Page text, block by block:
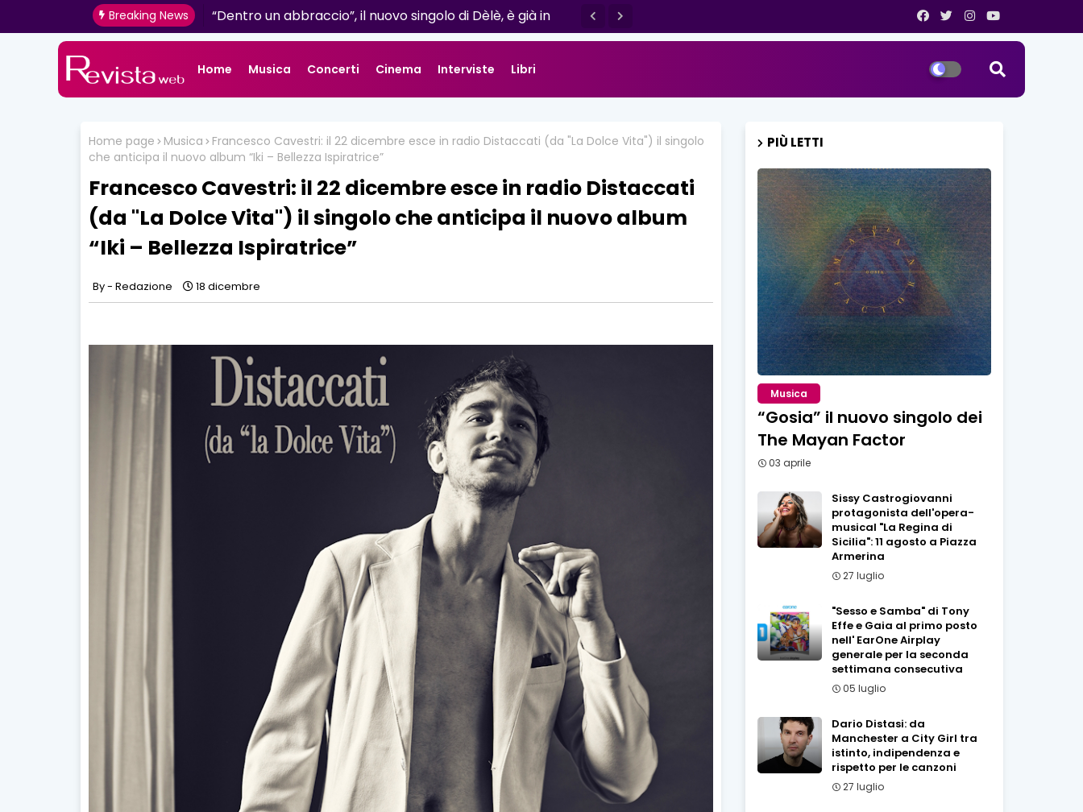
Breaking News
“Dentro un abbraccio”, il nuovo singolo di Dèlè, è già in
radio e digitale
Mazzini: venerdì 16 giugno esce il nuovo singolo “Se ti va”
Home Musica Concerti Cinema Interviste Libri
Home page Musica
Francesco Cavestri: il 22 dicembre esce in radio Distaccati (da "La Dolce Vita") il singolo
che anticipa il nuovo album “Iki – Bellezza Ispiratrice”
Francesco Cavestri: il 22 dicembre esce in radio Distaccati
(da "La Dolce Vita") il singolo che anticipa il nuovo album
“Iki – Bellezza Ispiratrice”
Redazione 18 dicembre
PIÙ LETTI
Musica
“Gosia” il nuovo singolo dei
The Mayan Factor
03 aprile
Sissy Castrogiovanni
protagonista dell'opera-
musical "La Regina di
Sicilia": 11 agosto a Piazza
Armerina
27 luglio
"Sesso e Samba" di Tony
Effe e Gaia al primo posto
nell' EarOne Airplay
generale per la seconda
settimana consecutiva
05 luglio
Dario Distasi: da
Manchester a City Girl tra
istinto, indipendenza e
rispetto per le canzoni
27 luglio